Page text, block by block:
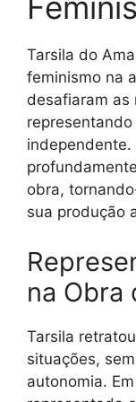
Tarsila do
feminismo na
desafiaram as
independente.
obra,
sua produção
na Obra
Tarsila
situações,
autonomia.